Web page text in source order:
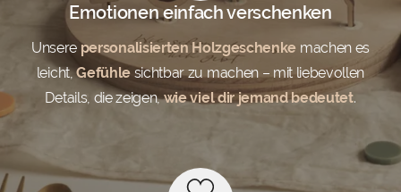
Emotionen einfach verschenken
Unserepersonalisierten Holzgeschenke machen es
leicht,Gefühle sichtbar zu machen – mit liebevollen
Details, die zeigen,wie viel dir jemand bedeutet.